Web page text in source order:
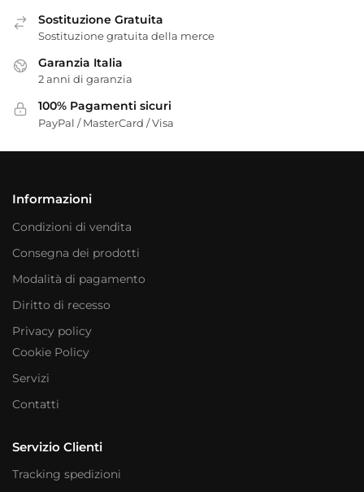
Sostituzione Gratuita
Sostituzione gratuita della merce
Garanzia Italia
2 anni di garanzia
100% Pagamenti sicuri
PayPal / MasterCard / Visa
Informazioni
Condizioni di vendita
Consegna dei prodotti
Modalità di pagamento
Diritto di recesso
Privacy policy
Cookie Policy
Servizi
Contatti
Servizio Clienti
Tracking spedizioni